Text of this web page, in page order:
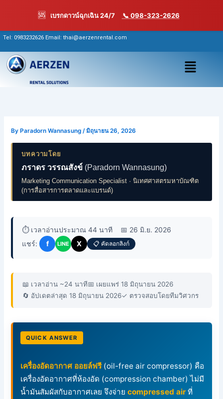
🆘 เบรกดาวน์ฉุกเฉิน 24/7 📞 098-323-2626
content
Tel: 0983232626 Email: thai@aerzenrental.com
เมนู
By Paradorn Wannasung/มิถุนายน 26, 2026
บทความโดย
ภราดร วรรณสังข์ (Paradorn Wannasung)
Marketing Communication Specialist · นิเทศศาสตรมหาบัณฑิต
(การสื่อสารการตลาดและแบรนด์)
⏱️ เวลาอ่านประมาณ 44 นาที
📅 26 มิ.ย. 2026
แชร์:
f LINE X 📋 คัดลอกลิงก์
📖 เวลาอ่าน ~24 นาที📅 เผยแพร่ 18 มิถุนายน 2026
🔄 อัปเดตล่าสุด 18 มิถุนายน 2026✓ ตรวจสอบโดยทีมวิศวกร
QUICK ANSWER
เครื่องอัดอากาศ ออยล์ฟรี(oil-free air compressor) คือ
เครื่องอัดอากาศที่ห้องอัด (compression chamber) ไม่มี
น้ำมันสัมผัสกับอากาศเลย จึงจ่ายcompressed air ที่